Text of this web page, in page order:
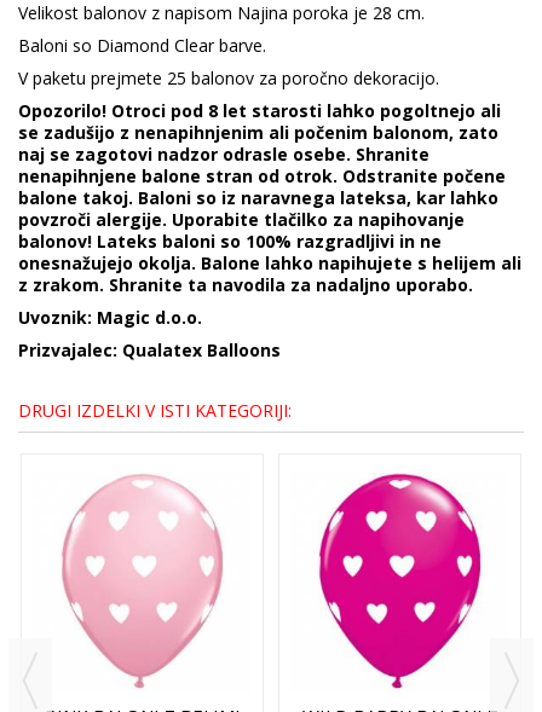
Velikost balonov z napisom Najina poroka je 28 cm.
Baloni so Diamond Clear barve.
V paketu prejmete 25 balonov za poročno dekoracijo.
Opozorilo! Otroci pod 8 let starosti lahko pogoltnejo ali
se zadušijo z nenapihnjenim ali počenim balonom, zato
naj se zagotovi nadzor odrasle osebe. Shranite
nenapihnjene balone stran od otrok. Odstranite počene
balone takoj. Baloni so iz naravnega lateksa, kar lahko
povzroči alergije. Uporabite tlačilko za napihovanje
balonov! Lateks baloni so 100% razgradljivi in ne
onesnažujejo okolja. Balone lahko napihujete s helijem ali
z zrakom. Shranite ta navodila za nadaljno uporabo.
Uvoznik: Magic d.o.o.
Prizvajalec: Qualatex Balloons
DRUGI IZDELKI V ISTI KATEGORIJI: